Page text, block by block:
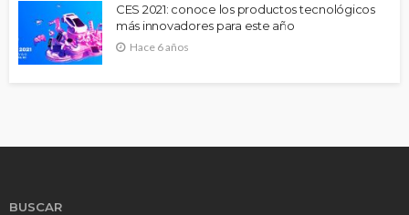
CES 2021: conoce los productos tecnológicos
más innovadores para este año
Hace 6 años
BUSCAR